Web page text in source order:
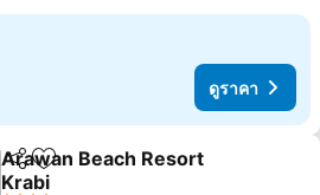
ดูราคา
แชร์ เพิ่มในรายการโปรด
Arawan Beach Resort
Krabi